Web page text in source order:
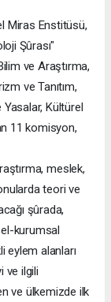
Miras Enstitüsü,
Şûrası"
ve Araştırma,
ve Tanıtım,
Kültürel
11 komisyon,
meslek,
teori ve
şûrada,
kurumsal
eylem alanları
ve ilgili
ve ülkemizde ilk